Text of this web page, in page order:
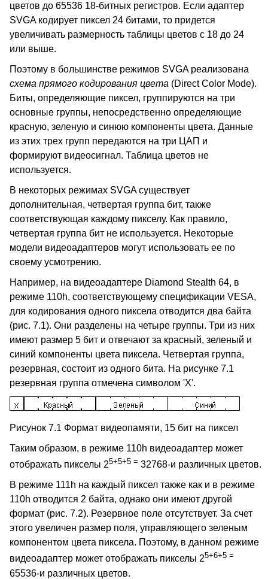
цветов до 65536 18-битных регистров. Если адаптер
SVGA кодирует пиксел 24 битами, то придется
увеличивать размерность таблицы цветов с 18 до 24
или выше.
Поэтому в большинстве режимов SVGA реализована
схема прямого кодирования цвета (Direct Color Mode).
Биты, определяющие пиксел, группируются на три
основные группы, непосредственно определяющие
красную, зеленую и синюю компоненты цвета. Данные
из этих трех групп передаются на три ЦАП и
формируют видеосигнал. Таблица цветов не
используется.
В некоторых режимах SVGA существует
дополнительная, четвертая группа бит, также
соответствующая каждому пикселу. Как правило,
четвертая группа бит не используется. Некоторые
модели видеоадаптеров могут использовать ее по
своему усмотрению.
Например, на видеоадаптере Diamond Stealth 64, в
режиме 110h, соответствующему спецификации VESA,
для кодирования одного пиксела отводится два байта
(рис. 7.1). Они разделены на четыре группы. Три из них
имеют размер 5 бит и отвечают за красный, зеленый и
синий компоненты цвета пиксела. Четвертая группа,
резервная, состоит из одного бита. На рисунке 7.1
резервная группа отмечена символом 'X'.
Рисунок 7.1 Формат видеопамяти, 15 бит на пиксел
Таким образом, в режиме 110h видеоадаптер может
отображать пикселы 25+5+5 = 32768-и различных цветов.
В режиме 111h на каждый пиксел также как и в режиме
110h отводится 2 байта, однако они имеют другой
формат (рис. 7.2). Резервное поле отсутствует. За счет
этого увеличен размер поля, управляющего зеленым
компонентом цвета пиксела. Поэтому, в данном режиме
видеоадаптер может отображать пикселы 25+6+5 =
65536-и различных цветов.